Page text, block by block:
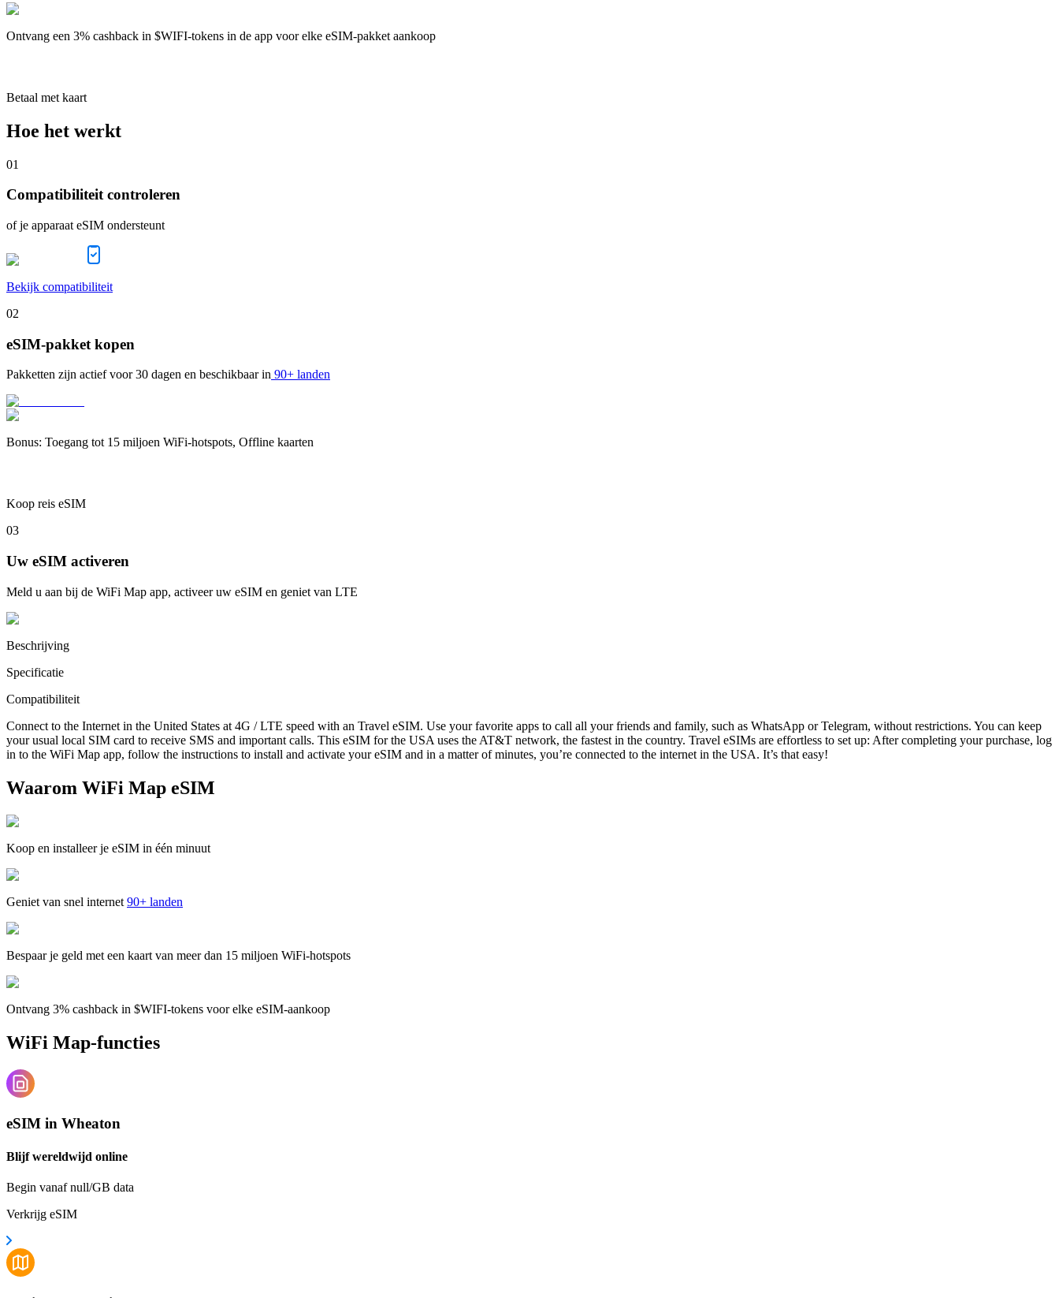
Ontvang een 3% cashback in $WIFI-tokens in de app voor elke eSIM-pakket aankoop
Betaal met kaart
Hoe het werkt
01
Compatibiliteit controleren
of je apparaat eSIM ondersteunt
Bekijk compatibiliteit
02
eSIM-pakket kopen
Pakketten zijn actief voor 30 dagen en beschikbaar in 90+ landen
Bonus: Toegang tot 15 miljoen WiFi-hotspots, Offline kaarten
Koop reis eSIM
03
Uw eSIM activeren
Meld u aan bij de WiFi Map app, activeer uw eSIM en geniet van LTE
Beschrijving
Specificatie
Compatibiliteit
Connect to the Internet in the United States at 4G / LTE speed with an Travel eSIM. Use your favorite apps to call all your friends and family, such as WhatsApp or Telegram, without restrictions. You can keep
your usual local SIM card to receive SMS and important calls. This eSIM for the USA uses the AT&T network, the fastest in the country. Travel eSIMs are effortless to set up: After completing your purchase, log
in to the WiFi Map app, follow the instructions to install and activate your eSIM and in a matter of minutes, you’re connected to the internet in the USA. It’s that easy!
Waarom WiFi Map eSIM
Koop en installeer je eSIM in één minuut
Geniet van snel internet 90+ landen
Bespaar je geld met een kaart van meer dan 15 miljoen WiFi-hotspots
Ontvang 3% cashback in $WIFI-tokens voor elke eSIM-aankoop
WiFi Map-functies
eSIM in Wheaton
Blijf wereldwijd online
Begin vanaf null/GB data
Verkrijg eSIM